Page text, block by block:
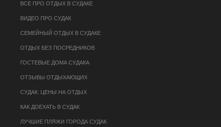
ВСЕ ПРО ОТДЫХ В СУДАКЕ
ВИДЕО ПРО СУДАК
СЕМЕЙНЫЙ ОТДЫХ В СУДАКЕ
ОТДЫХ БЕЗ ПОСРЕДНИКОВ
ГОСТЕВЫЕ ДОМА СУДАКА
ОТЗЫВЫ ОТДЫХАЮЩИХ
СУДАК: ЦЕНЫ НА ОТДЫХ
КАК ДОЕХАТЬ В СУДАК
ЛУЧШИЕ ПЛЯЖИ ГОРОДА СУДАК